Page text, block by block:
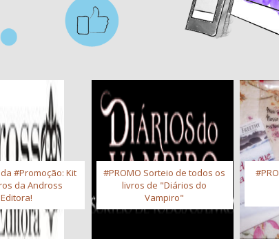
#Promoção: Kit
da Andross
Editora!
#PROMO Sorteio de todos os
livros de "Diários do
Vampiro"